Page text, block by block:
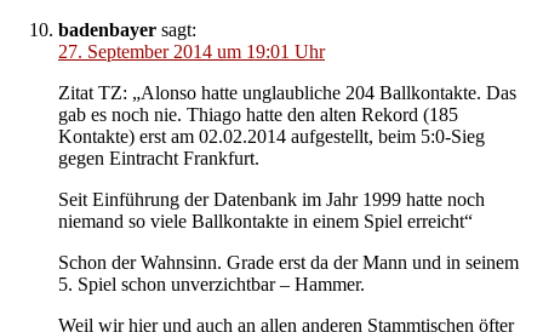
badenbayer sagt:
27. September 2014 um 19:01 Uhr
Zitat TZ: „Alonso hatte unglaubliche 204 Ballkontakte. Das
gab es noch nie. Thiago hatte den alten Rekord (185
Kontakte) erst am 02.02.2014 aufgestellt, beim 5:0-Sieg
gegen Eintracht Frankfurt.
Seit Einführung der Datenbank im Jahr 1999 hatte noch
niemand so viele Ballkontakte in einem Spiel erreicht“
Schon der Wahnsinn. Grade erst da der Mann und in seinem
5. Spiel schon unverzichtbar – Hammer.
Weil wir hier und auch an allen anderen Stammtischen öfter